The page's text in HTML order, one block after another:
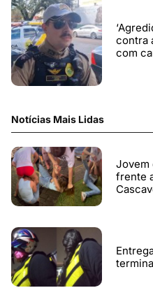
contra
com
Notícias Mais Lidas
Jovem
frente